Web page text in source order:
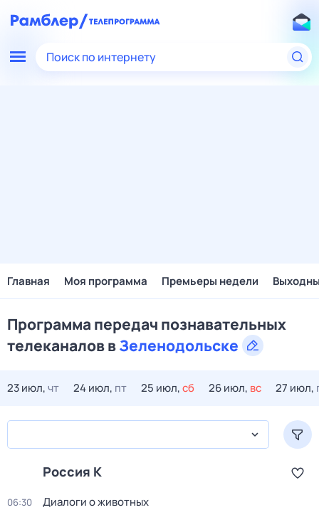
Поиск по интернету
Главная Моя программа Премьеры недели
Программа передач познавательных
телеканалов вЗеленодольске
23 июл,чт 24 июл, пт 25 июл,сб 26 июл, вс 27 июл,
Россия К
06:30 Диалоги о животных